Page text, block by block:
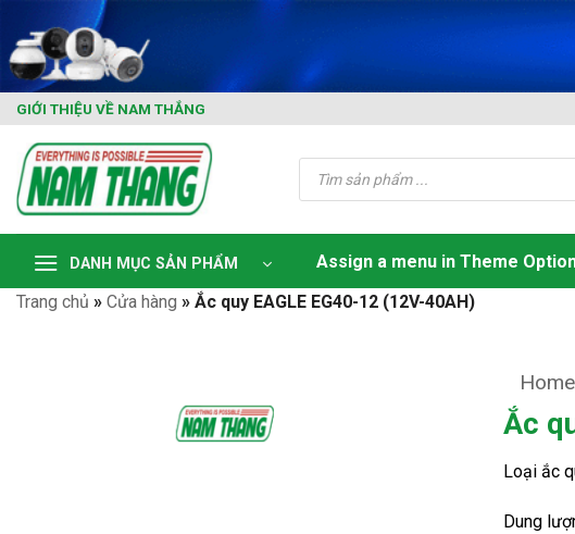
content
GIỚI THIỆU VỀ NAM THẮNG
Tìm
kiếm
phẩm
DANH MỤC SẢN PHẨM Assign a menu in Theme
Trang chủ » Cửa hàng » Ắc quy EAGLE EG40-12 (12V-40AH)
Home
Ắc
Loại ắc
Dung